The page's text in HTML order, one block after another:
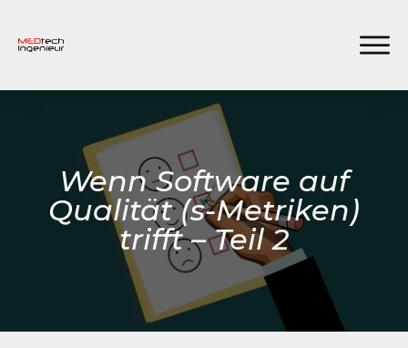
Wenn Software auf
Qualität (s-Metriken)
trifft – Teil 2